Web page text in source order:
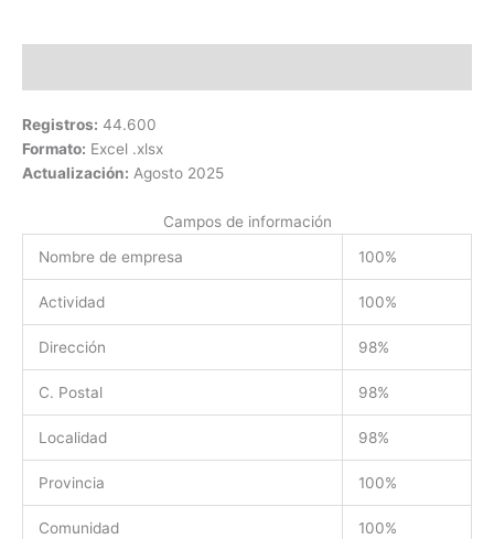
Registros: 44.600
Formato: Excel .xlsx
Actualización: Agosto 2025
Campos de información
Nombre de empresa
100%
Actividad 100%
Dirección 98%
C. Postal 98%
Localidad 98%
Provincia 100%
Comunidad 100%